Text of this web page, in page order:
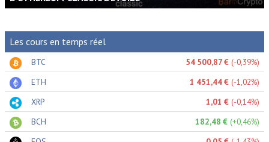
Les cours en temps réel
54 500,87 € (-0,39%)
BTC
1 451,44 € (-1,02%)
ETH
1,01 € (-0,14%)
XRP
182,48 € (+0,46%)
BCH